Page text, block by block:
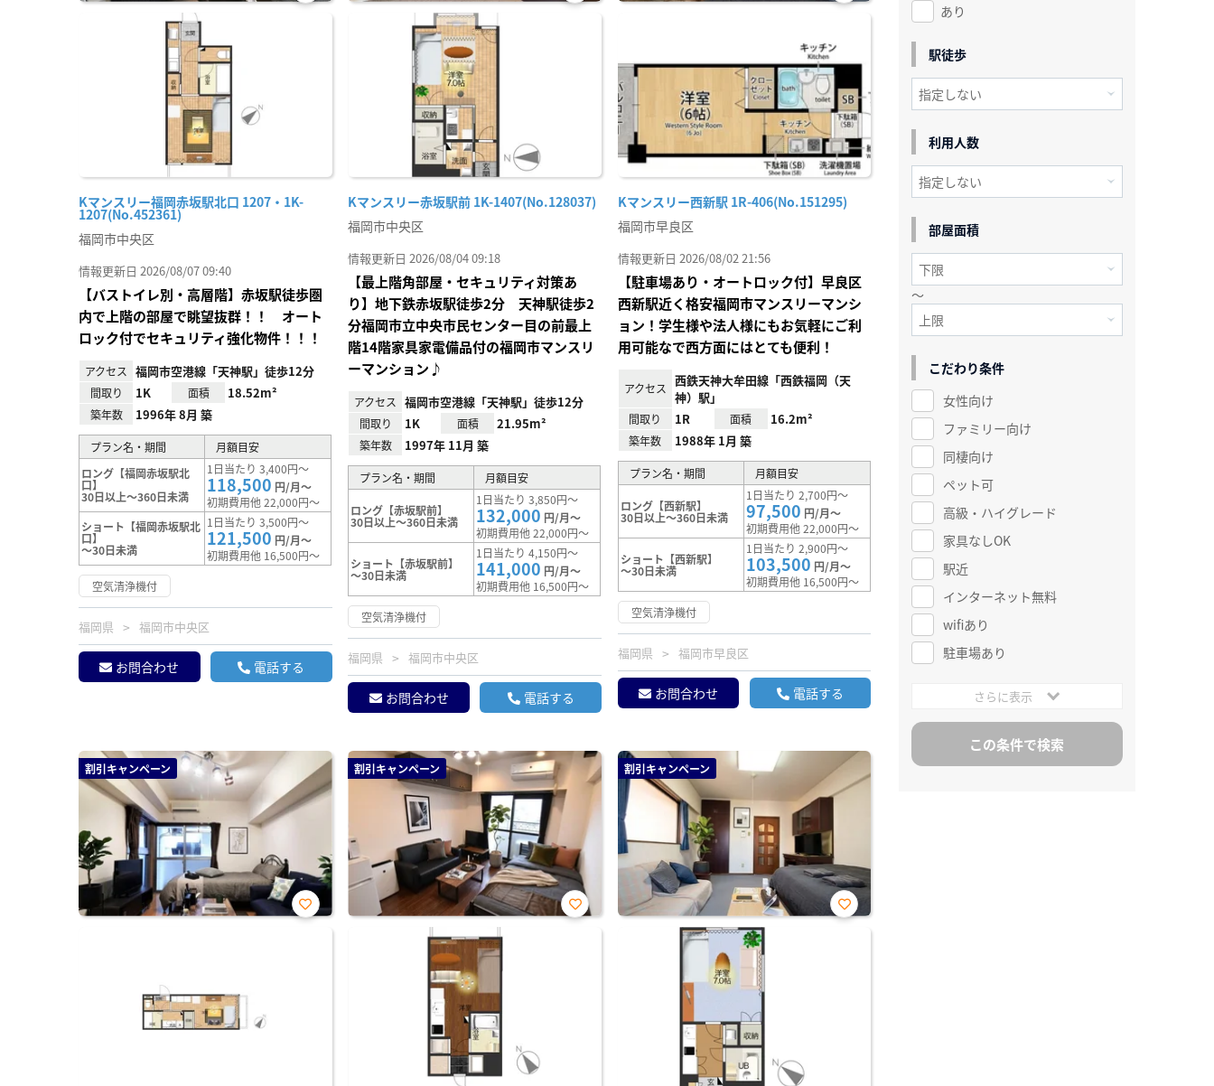
Kマンスリー福岡赤坂駅北口 1207・1K-
1207(No.452361)
お気
福岡市中央区
情報更新日 2026/08/07 09:40
【バストイレ別・高層階】赤坂駅徒歩圏
内で上階の部屋で眺望抜群！！ オート
ロック付でセキュリティ強化物件！！！
アクセス 福岡市空港線「天神駅」徒歩12分
間取り 1K 面積 18.52m²
築年数 1996年 8月 築
プラン名・期間
月額目安
ロング【福岡赤坂駅北
口】
30日以上～360日未満
1日当たり 3,400円～
118,500 円/月～
初期費用他 22,000円～
ショート【福岡赤坂駅北
口】
～30日未満
1日当たり 3,500円～
121,500 円/月～
初期費用他 16,500円～
空気清浄機付
福岡県 福岡市中央区
お問合わせ 電話する
Kマンスリー赤坂駅前 1K-1407(No.128037)
お気
福岡市中央区
情報更新日 2026/08/04 09:18
【最上階角部屋・セキュリティ対策あ
り】地下鉄赤坂駅徒歩2分 天神駅徒歩2
分福岡市立中央市民センター目の前最上
階14階家具家電備品付の福岡市マンスリ
ーマンション♪
アクセス 福岡市空港線「天神駅」徒歩12分
間取り 1K 面積 21.95m²
築年数 1997年 11月 築
プラン名・期間 月額目安
ロング【赤坂駅前】
30日以上～360日未満
1日当たり 3,850円～
132,000 円/月～
初期費用他 22,000円～
ショート【赤坂駅前】
～30日未満
1日当たり 4,150円～
141,000 円/月～
初期費用他 16,500円～
空気清浄機付
福岡県 福岡市中央区
お問合わせ 電話する
Kマンスリー西新駅 1R-406(No.151295)
お気
録
福岡市早良区
情報更新日 2026/08/02 21:56
【駐車場あり・オートロック付】早良区
西新駅近く格安福岡市マンスリーマンシ
ョン！学生様や法人様にもお気軽にご利
用可能なで西方面にはとても便利！
アクセス
西鉄天神大牟田線「西鉄福岡（天
神）駅」
間取り 1R 面積 16.2m²
築年数 1988年 1月 築
プラン名・期間 月額目安
ロング【西新駅】
30日以上～360日未満
1日当たり 2,700円～
97,500 円/月～
初期費用他 22,000円～
ショート【西新駅】
～30日未満
1日当たり 2,900円～
103,500 円/月～
初期費用他 16,500円～
空気清浄機付
福岡県 福岡市早良区
お問合わせ 電話する
割引キャンペーン
お気
割引キャンペーン
お気
割引キャンペーン
お気
あり
駅徒歩
利用人数
部屋面積
～
こだわり条件
女性向け
ファミリー向け
同棲向け
ペット可
高級・ハイグレード
家具なしOK
駅近
インターネット無料
wifiあり
駐車場あり
さらに表示